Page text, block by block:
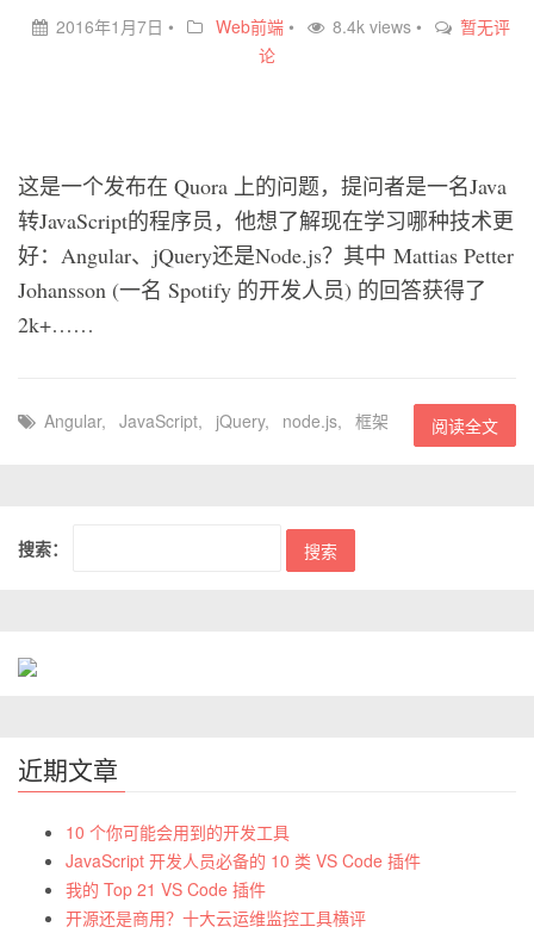
2016年1月7日 • Web前端 • 8.4k views •
暂无评
论
这是一个发布在 Quora 上的问题，提问者是一名Java
转JavaScript的程序员，他想了解现在学习哪种技术更
好：Angular、jQuery还是Node.js？其中 Mattias Petter
Johansson (一名 Spotify 的开发人员) 的回答获得了
2k+……
Angular, JavaScript, jQuery, node.js, 框架 阅读全文
搜索：
近期文章
10 个你可能会用到的开发工具
JavaScript 开发人员必备的 10 类 VS Code 插件
我的 Top 21 VS Code 插件
开源还是商用？十大云运维监控工具横评